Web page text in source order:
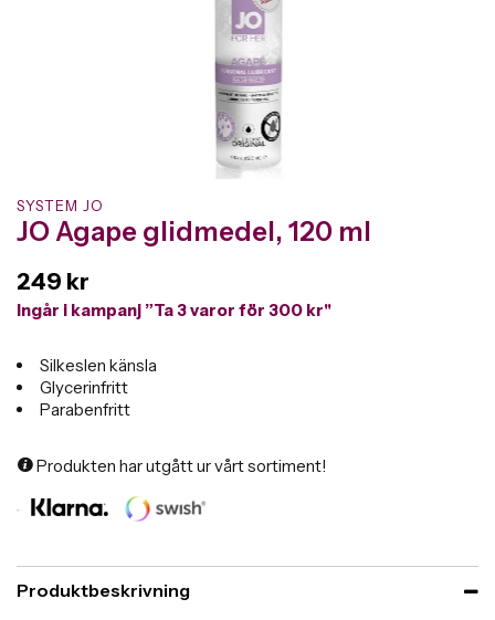
SYSTEM JO
JO Agape glidmedel, 120 ml
249 kr
Ingår i kampanj ”Ta 3 varor för 300 kr"
Silkeslen känsla
Glycerinfritt
Parabenfritt
Produkten har utgått ur vårt sortiment!
Produktbeskrivning